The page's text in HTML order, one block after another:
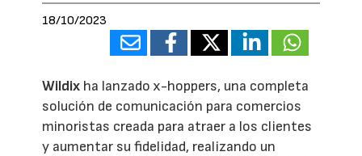
18/10/2023
Wildix ha lanzado x-hoppers, una completa
solución de comunicación para comercios
minoristas creada para atraer a los clientes
y aumentar su fidelidad, realizando un